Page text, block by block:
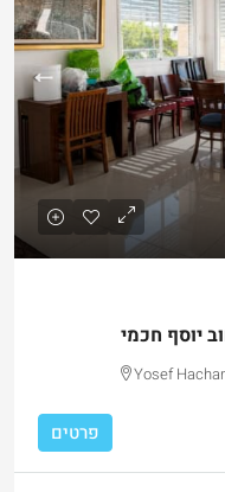
יוסף חכמי
Yosef
פרטים